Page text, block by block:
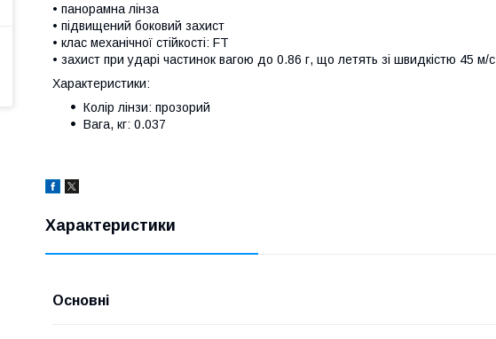
• панорамна лінза
• підвищений боковий захист
• клас механічної стійкості: FT
• захист при ударі частинок вагою до 0.86 г, що летять зі швидкістю 45 м/c
Характеристики:
Колір лінзи: прозорий
Вага, кг: 0.037
Характеристики
Основні